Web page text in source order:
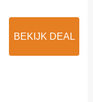
BEKIJK DEAL